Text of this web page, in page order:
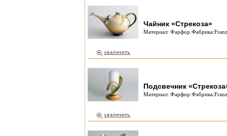
Чайник «Стрекоза»
Материал:
Подсвечник
Материал: